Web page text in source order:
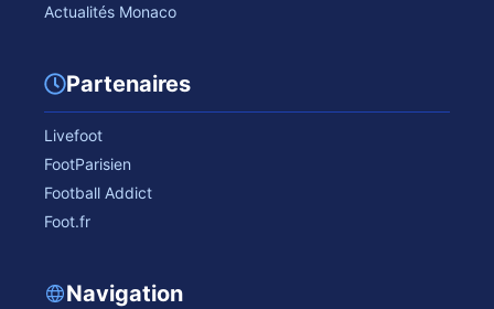
Actualités Monaco
Partenaires
Livefoot
FootParisien
Football Addict
Foot.fr
Navigation